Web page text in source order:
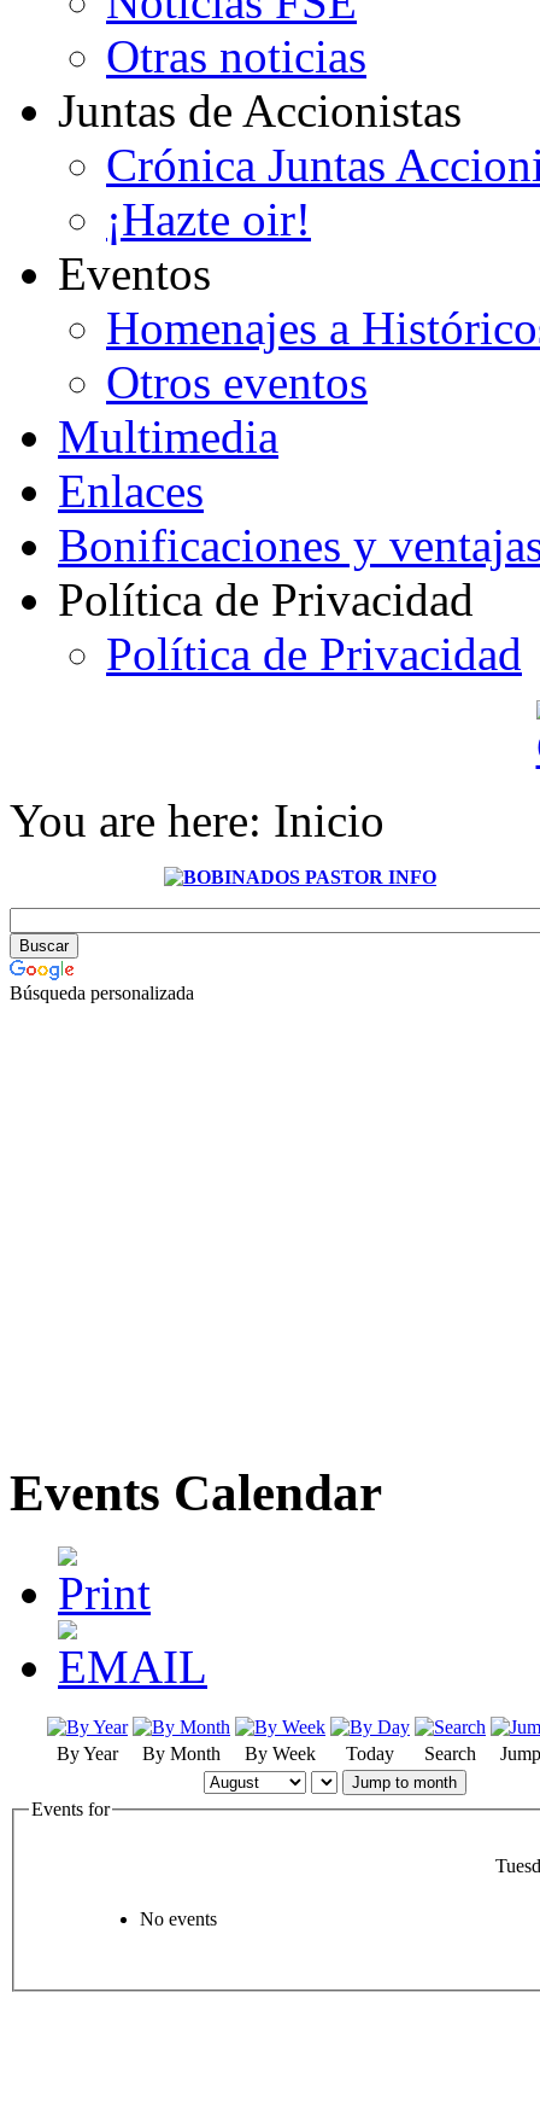
Otras noticias
Juntas de Accionistas
Crónica Juntas
¡Hazte oir!
Eventos
Homenajes a
Otros eventos
Multimedia
Enlaces
Bonificaciones y
Política de Privacidad
Política de Privacidad
You are here: Inicio
Búsqueda personalizada
Events Calendar
By Year By Month By Week Today Search
Jump to month
Events for
No events